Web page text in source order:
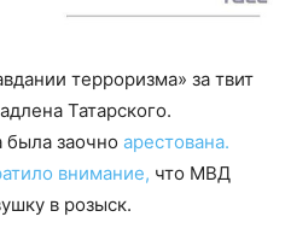
терроризма» за твит
Татарского.
была заочно арестована.
внимание, что МВД
в розыск.